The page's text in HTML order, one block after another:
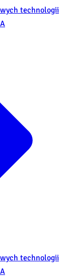
technologii
technologii